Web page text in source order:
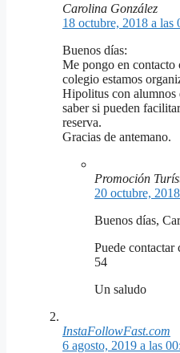
Carolina González
18 octubre, 2018 a las
Buenos días:
Me pongo en contacto
colegio estamos
Hipolitus con alumnos
saber si pueden
reserva.
Gracias de antemano.
Promoción
20 octubre,
Buenos días,
Puede contactar
54
Un saludo
InstaFollowFast.com
6 agosto, 2019 a las